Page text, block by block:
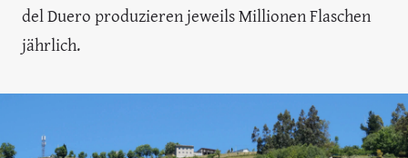
del Duero produzieren jeweils Millionen Flaschen
jährlich.